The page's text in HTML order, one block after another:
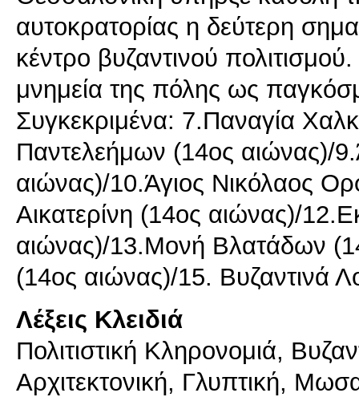
αυτοκρατορίας η δεύτερη
κέντρο βυζαντινού
μνημεία της πόλης ως
Συγκεκριμένα: 7.Παναγία
Παντελεήμων (14ος αιώνας)/
αιώνας)/10.Άγιος Νικόλαος
Αικατερίνη (14ος αιώνας)/
αιώνας)/13.Μονή Βλατάδων
(14ος αιώνας)/15. Βυζαντινά
Λέξεις Κλειδιά
Πολιτιστική Κληρονομιά,
Αρχιτεκτονική, Γλυπτική,